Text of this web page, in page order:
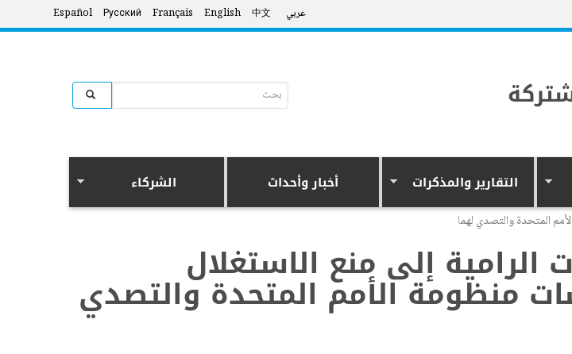
عربي 中文
English
Français
Русский
Español
Search form
التقارير والمذكرات أخبار وأحداث الشركاء
المتحدة والتصدي لهما
إلى منع الاستغلال
منظومة الأمم المتحدة والتصدي